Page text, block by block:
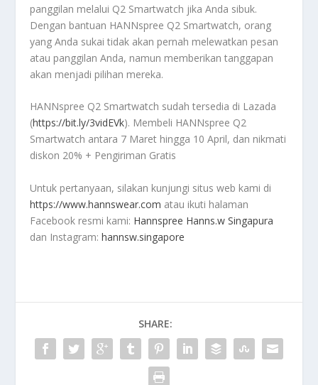
panggilan melalui Q2 Smartwatch jika Anda sibuk.
Dengan bantuan HANNspree Q2 Smartwatch, orang
yang Anda sukai tidak akan pernah melewatkan pesan
atau panggilan Anda, namun memberikan tanggapan
akan menjadi pilihan mereka.
HANNspree Q2 Smartwatch sudah tersedia di Lazada
(https://bit.ly/3vidEVk). Membeli HANNspree Q2
Smartwatch antara 7 Maret hingga 10 April, dan nikmati
diskon 20% + Pengiriman Gratis
Untuk pertanyaan, silakan kunjungi situs web kami di
https://www.hannswear.com atau ikuti halaman
Facebook resmi kami: Hannspree Hanns.w Singapura
dan Instagram:hannsw.singapore
SHARE: